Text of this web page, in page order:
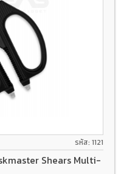
รหัส: 1121
Shears Multi-